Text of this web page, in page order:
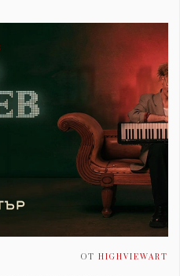
ОТ HIGHVIEWART